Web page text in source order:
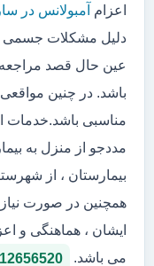
اعزام آمبولانس در
دلیل مشکلات جسمی ،
عین حال قصد مراجعه
باشد. در چنین
مناسبی باشد.خدمات
مددجو از منزل به
بیمارستان ، از
همچنین در صورت نیاز
ایشان ، هماهنگی و
می باشد.